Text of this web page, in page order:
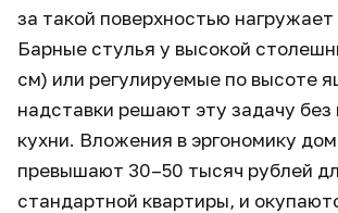
за такой поверхностью
Барные стулья у высокой
см) или регулируемые по высоте
надставки решают эту задачу без
кухни. Вложения в эргономику
превышают 30–50 тысяч рублей
стандартной квартиры, и